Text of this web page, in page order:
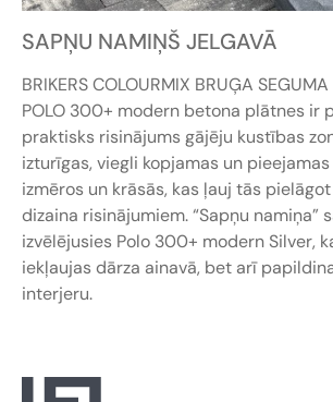
SAPŅU NAMIŅŠ JELGAVĀ
BRIKERS COLOURMIX BRUĢA SEGUMA
POLO 300+ modern betona plātnes ir
praktisks risinājums gājēju kustības
izturīgas, viegli kopjamas un
izmēros un krāsās, kas ļauj tās
dizaina risinājumiem. “Sapņu namiņa”
izvēlējusies Polo 300+ modern Silver,
iekļaujas dārza ainavā, bet arī
interjeru.